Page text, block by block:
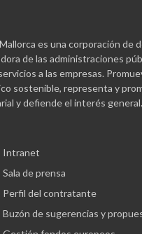
es una corporación de
de las administraciones
a las empresas.
sostenible, representa y
y defiende el interés general.
Intranet
Sala de prensa
Perfil del contratante
Buzón de sugerencias y